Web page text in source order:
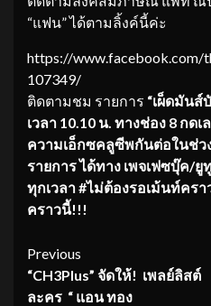
“แฟน” ได้ตามลิ้งค์นี้ค่ะ
https://www.facebook.com/
107349/
ติดตามชม รายการ “เผ็ดมันส์
เวลา 10.10 น. ทางช่อง 8 กด
ความเอ็กซคลูซีพกันต่อในช่ว
รายการ ได้ทาง เพจเฟซบุ๊ค/ยู
ทุกเวลา #ไม่ต้องรอเม้นท์ครา
คราวนี้!!!
Continue
Reading
Previous
“CH3Plus” จัดให้! เพลย์ลิสต์
ละคร “ แอน ทอง